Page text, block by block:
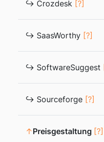
↪ Crozdesk [?]
↪ SaasWorthy [?]
↪ SoftwareSuggest
↪ Sourceforge [?]
↑Preisgestaltung [?]